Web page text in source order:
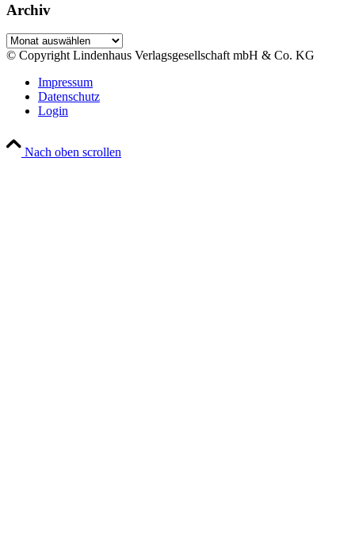
Archiv
Archiv
© Copyright Lindenhaus Verlagsgesellschaft mbH & Co. KG
Impressum
Datenschutz
Login
Nach oben scrollen